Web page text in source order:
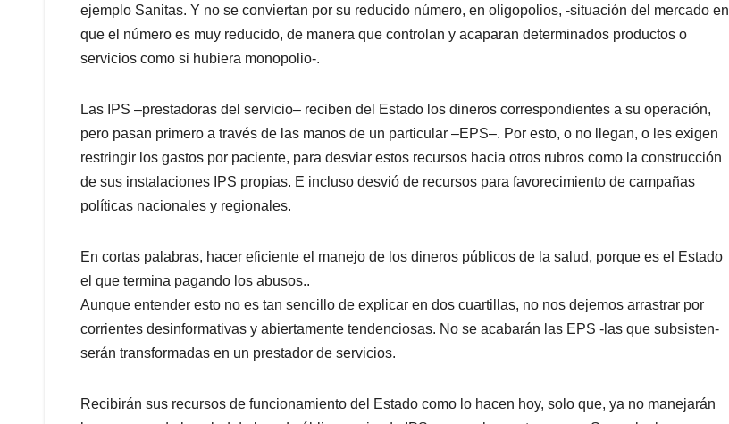
ejemplo Sanitas. Y no se conviertan por su reducido número, en oligopolios, -situación del mercado en
que el número es muy reducido, de manera que controlan y acaparan determinados productos o
servicios como si hubiera monopolio-.
Las IPS –prestadoras del servicio– reciben del Estado los dineros correspondientes a su operación,
pero pasan primero a través de las manos de un particular –EPS–. Por esto, o no llegan, o les exigen
restringir los gastos por paciente, para desviar estos recursos hacia otros rubros como la construcción
de sus instalaciones IPS propias. E incluso desvió de recursos para favorecimiento de campañas
políticas nacionales y regionales.
En cortas palabras, hacer eficiente el manejo de los dineros públicos de la salud, porque es el Estado
el que termina pagando los abusos..
Aunque entender esto no es tan sencillo de explicar en dos cuartillas, no nos dejemos arrastrar por
corrientes desinformativas y abiertamente tendenciosas. No se acabarán las EPS -las que subsisten-
serán transformadas en un prestador de servicios.
Recibirán sus recursos de funcionamiento del Estado como lo hacen hoy, solo que, ya no manejarán